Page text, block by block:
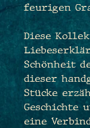
feurigen
Diese
Schönheit
dieser
Stücke
Geschichte
eine